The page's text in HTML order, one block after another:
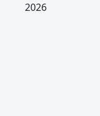
2026